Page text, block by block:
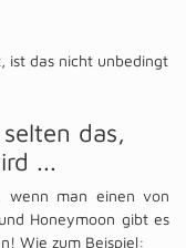
ist das nicht unbedingt
das,
...
man einen von
Honeymoon gibt es
Wie zum Beispiel: